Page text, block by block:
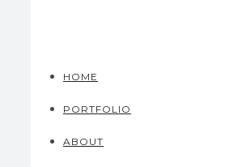
HOME
PORTFOLIO
ABOUT